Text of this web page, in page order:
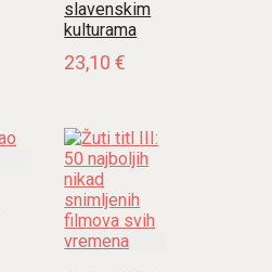
slavenskim
kulturama
23,10€